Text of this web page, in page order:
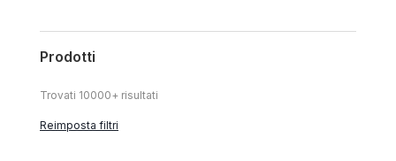
Prodotti
Trovati 10000+ risultati
Reimposta filtri